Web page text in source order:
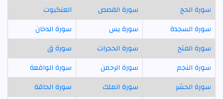
سورة الحج
سورة القصص
العنكبوت
سورة السجدة
سورة يس
سورة الدخان
سورة الفتح
سورة الحجرات
سورة ق
سورة النجم
سورة الرحمن
سورة الواقعة
سورة الحشر
سورة الملك
سورة الحاقة